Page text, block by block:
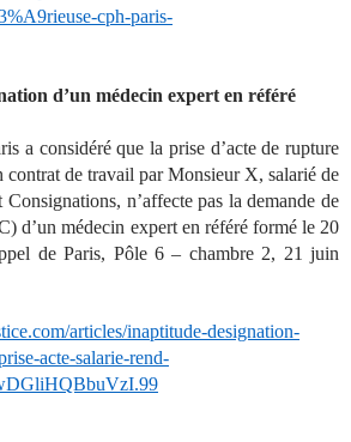
cph-paris-
d’un médecin expert en référé
a considéré que la prise d’acte de rupture
contrat de travail par Monsieur X, salarié de
Consignations, n’affecte pas la demande de
d’un médecin expert en référé formé le 20
de Paris, Pôle 6 – chambre 2, 21 juin
articles/inaptitude-designation-
acte-salarie-rend-